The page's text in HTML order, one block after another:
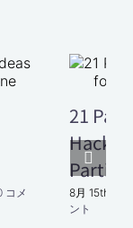
コメ
21
Hacks
Parties
8月 15th,
ント